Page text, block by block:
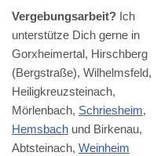
Vergebungsarbeit? Ich
unterstütze Dich gerne in
Gorxheimertal, Hirschberg
(Bergstraße), Wilhelmsfeld,
Heiligkreuzsteinach,
Mörlenbach, Schriesheim,
Hemsbach und Birkenau,
Abtsteinach, Weinheim